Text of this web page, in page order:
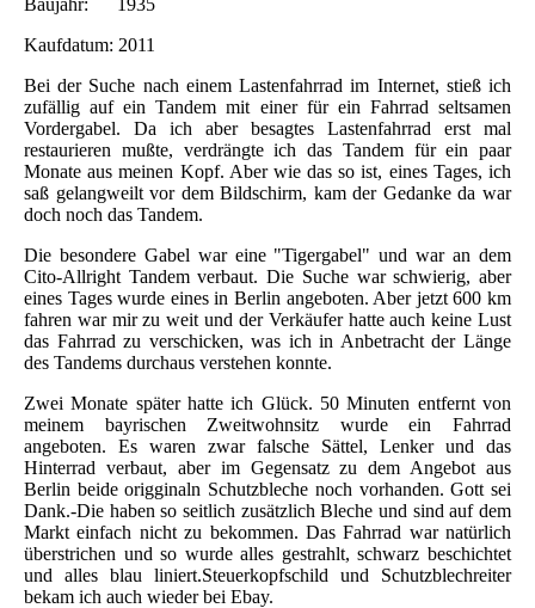
Kaufdatum: 2011
Bei der Suche nach einem Lastenfahrrad im Internet, stieß ich
zufällig auf ein Tandem mit einer für ein Fahrrad seltsamen
Vordergabel. Da ich aber besagtes Lastenfahrrad erst mal
restaurieren mußte, verdrängte ich das Tandem für ein paar
Monate aus meinen Kopf. Aber wie das so ist, eines Tages, ich
saß gelangweilt vor dem Bildschirm, kam der Gedanke da war
doch noch das Tandem.
Die besondere Gabel war eine "Tigergabel" und war an dem
Cito-Allright Tandem verbaut. Die Suche war schwierig, aber
eines Tages wurde eines in Berlin angeboten. Aber jetzt 600 km
fahren war mir zu weit und der Verkäufer hatte auch keine Lust
das Fahrrad zu verschicken, was ich in Anbetracht der Länge
des Tandems durchaus verstehen konnte.
Zwei Monate später hatte ich Glück. 50 Minuten entfernt von
meinem bayrischen Zweitwohnsitz wurde ein Fahrrad
angeboten. Es waren zwar falsche Sättel, Lenker und das
Hinterrad verbaut, aber im Gegensatz zu dem Angebot aus
Berlin beide origginaln Schutzbleche noch vorhanden. Gott sei
Dank.-Die haben so seitlich zusätzlich Bleche und sind auf dem
Markt einfach nicht zu bekommen. Das Fahrrad war natürlich
überstrichen und so wurde alles gestrahlt, schwarz beschichtet
und alles blau liniert.Steuerkopfschild und Schutzblechreiter
bekam ich auch wieder bei Ebay.